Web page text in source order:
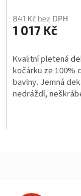
841 Kč bez DPH
1 017 Kč
Kvalitní pletená
kočárku ze 100%
bavlny. Jemná
nedráždí,